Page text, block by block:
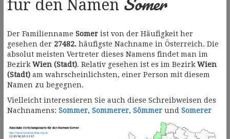
für den Namen
Der Familienname Somer ist von der Häufigkeit her
gesehen der 27482. häufigste Nachname in Österreich. Die
absolut meisten Vertreter dieses Namens findet man im
Bezirk Wien (Stadt). Relativ gesehen ist es im Bezirk Wien
(Stadt) am wahrscheinlichsten, einer Person mit diesem
Namen zu begegnen.
Vielleicht interessieren Sie auch diese Schreibweisen des
Nachnamens: Sommer, Sommerer, Sömmer und Somerer